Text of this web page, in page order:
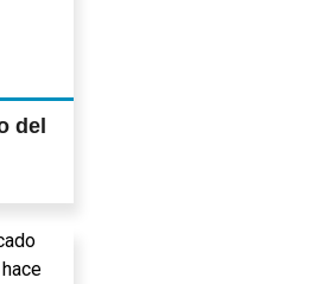
del